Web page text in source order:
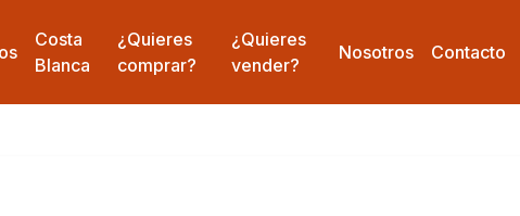
Costa
Blanca
¿Quieres
comprar?
¿Quieres
vender?
Nosotros Contacto